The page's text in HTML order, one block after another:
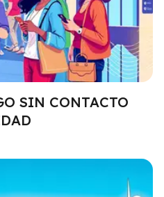
SIN CONTACTO